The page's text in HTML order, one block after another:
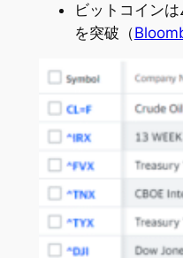
ビットコイン
を突破（